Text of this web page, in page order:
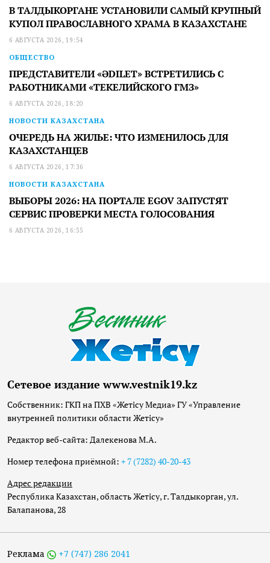
В ТАЛДЫКОРГАНЕ УСТАНОВИЛИ САМЫЙ КРУПНЫЙ
КУПОЛ ПРАВОСЛАВНОГО ХРАМА В КАЗАХСТАНЕ
6 АВГУСТА 2026, 19:54
ОБЩЕСТВО
ПРЕДСТАВИТЕЛИ «ӘDILET» ВСТРЕТИЛИСЬ С
РАБОТНИКАМИ «ТЕКЕЛИЙСКОГО ГМЗ»
6 АВГУСТА 2026, 18:20
НОВОСТИ КАЗАХСТАНА
ОЧЕРЕДЬ НА ЖИЛЬЕ: ЧТО ИЗМЕНИЛОСЬ ДЛЯ
КАЗАХСТАНЦЕВ
6 АВГУСТА 2026, 17:36
НОВОСТИ КАЗАХСТАНА
ВЫБОРЫ 2026: НА ПОРТАЛЕ EGOV ЗАПУСТЯТ
СЕРВИС ПРОВЕРКИ МЕСТА ГОЛОСОВАНИЯ
6 АВГУСТА 2026, 16:55
Сетевое издание www.vestnik19.kz
Собственник: ГКП на ПХВ «Жетісу Медиа» ГУ «Управление
внутренней политики области Жетісу»
Редактор веб-сайта: Далекенова М.А.
Номер телефона приёмной: + 7 (7282) 40-20-43
Адрес редакции
Республика Казахстан, область Жетісу, г. Талдыкорган, ул.
Балапанова, 28
Реклама +7 (747) 286 2041